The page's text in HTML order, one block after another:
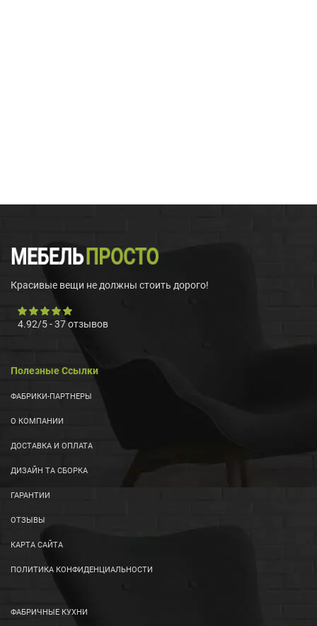
Красивые вещи не должны стоить дорого!
4.92/5-37отзывов
Полезные Ссылки
ФАБРИКИ-ПАРТНЕРЫ
О КОМПАНИИ
ДОСТАВКА И ОПЛАТА
ДИЗАЙН ТА СБОРКА
ГАРАНТИИ
ОТЗЫВЫ
КАРТА САЙТА
ПОЛИТИКА КОНФИДЕНЦИАЛЬНОСТИ
ФАБРИЧНЫЕ КУХНИ